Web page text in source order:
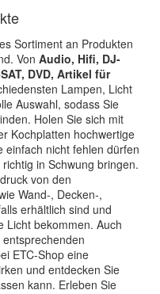
Sortiment an Produkten
Von Audio, Hifi, DJ-
DVD, Artikel für
Lampen, Licht
Auswahl, sodass Sie
Holen Sie sich mit
Kochplatten hochwertige
einfach nicht fehlen dürfen
in Schwung bringen.
von den
Wand-, Decken-,
erhältlich sind und
Licht bekommen. Auch
ETC-Shop eine
und entdecken Sie
kann. Erleben Sie